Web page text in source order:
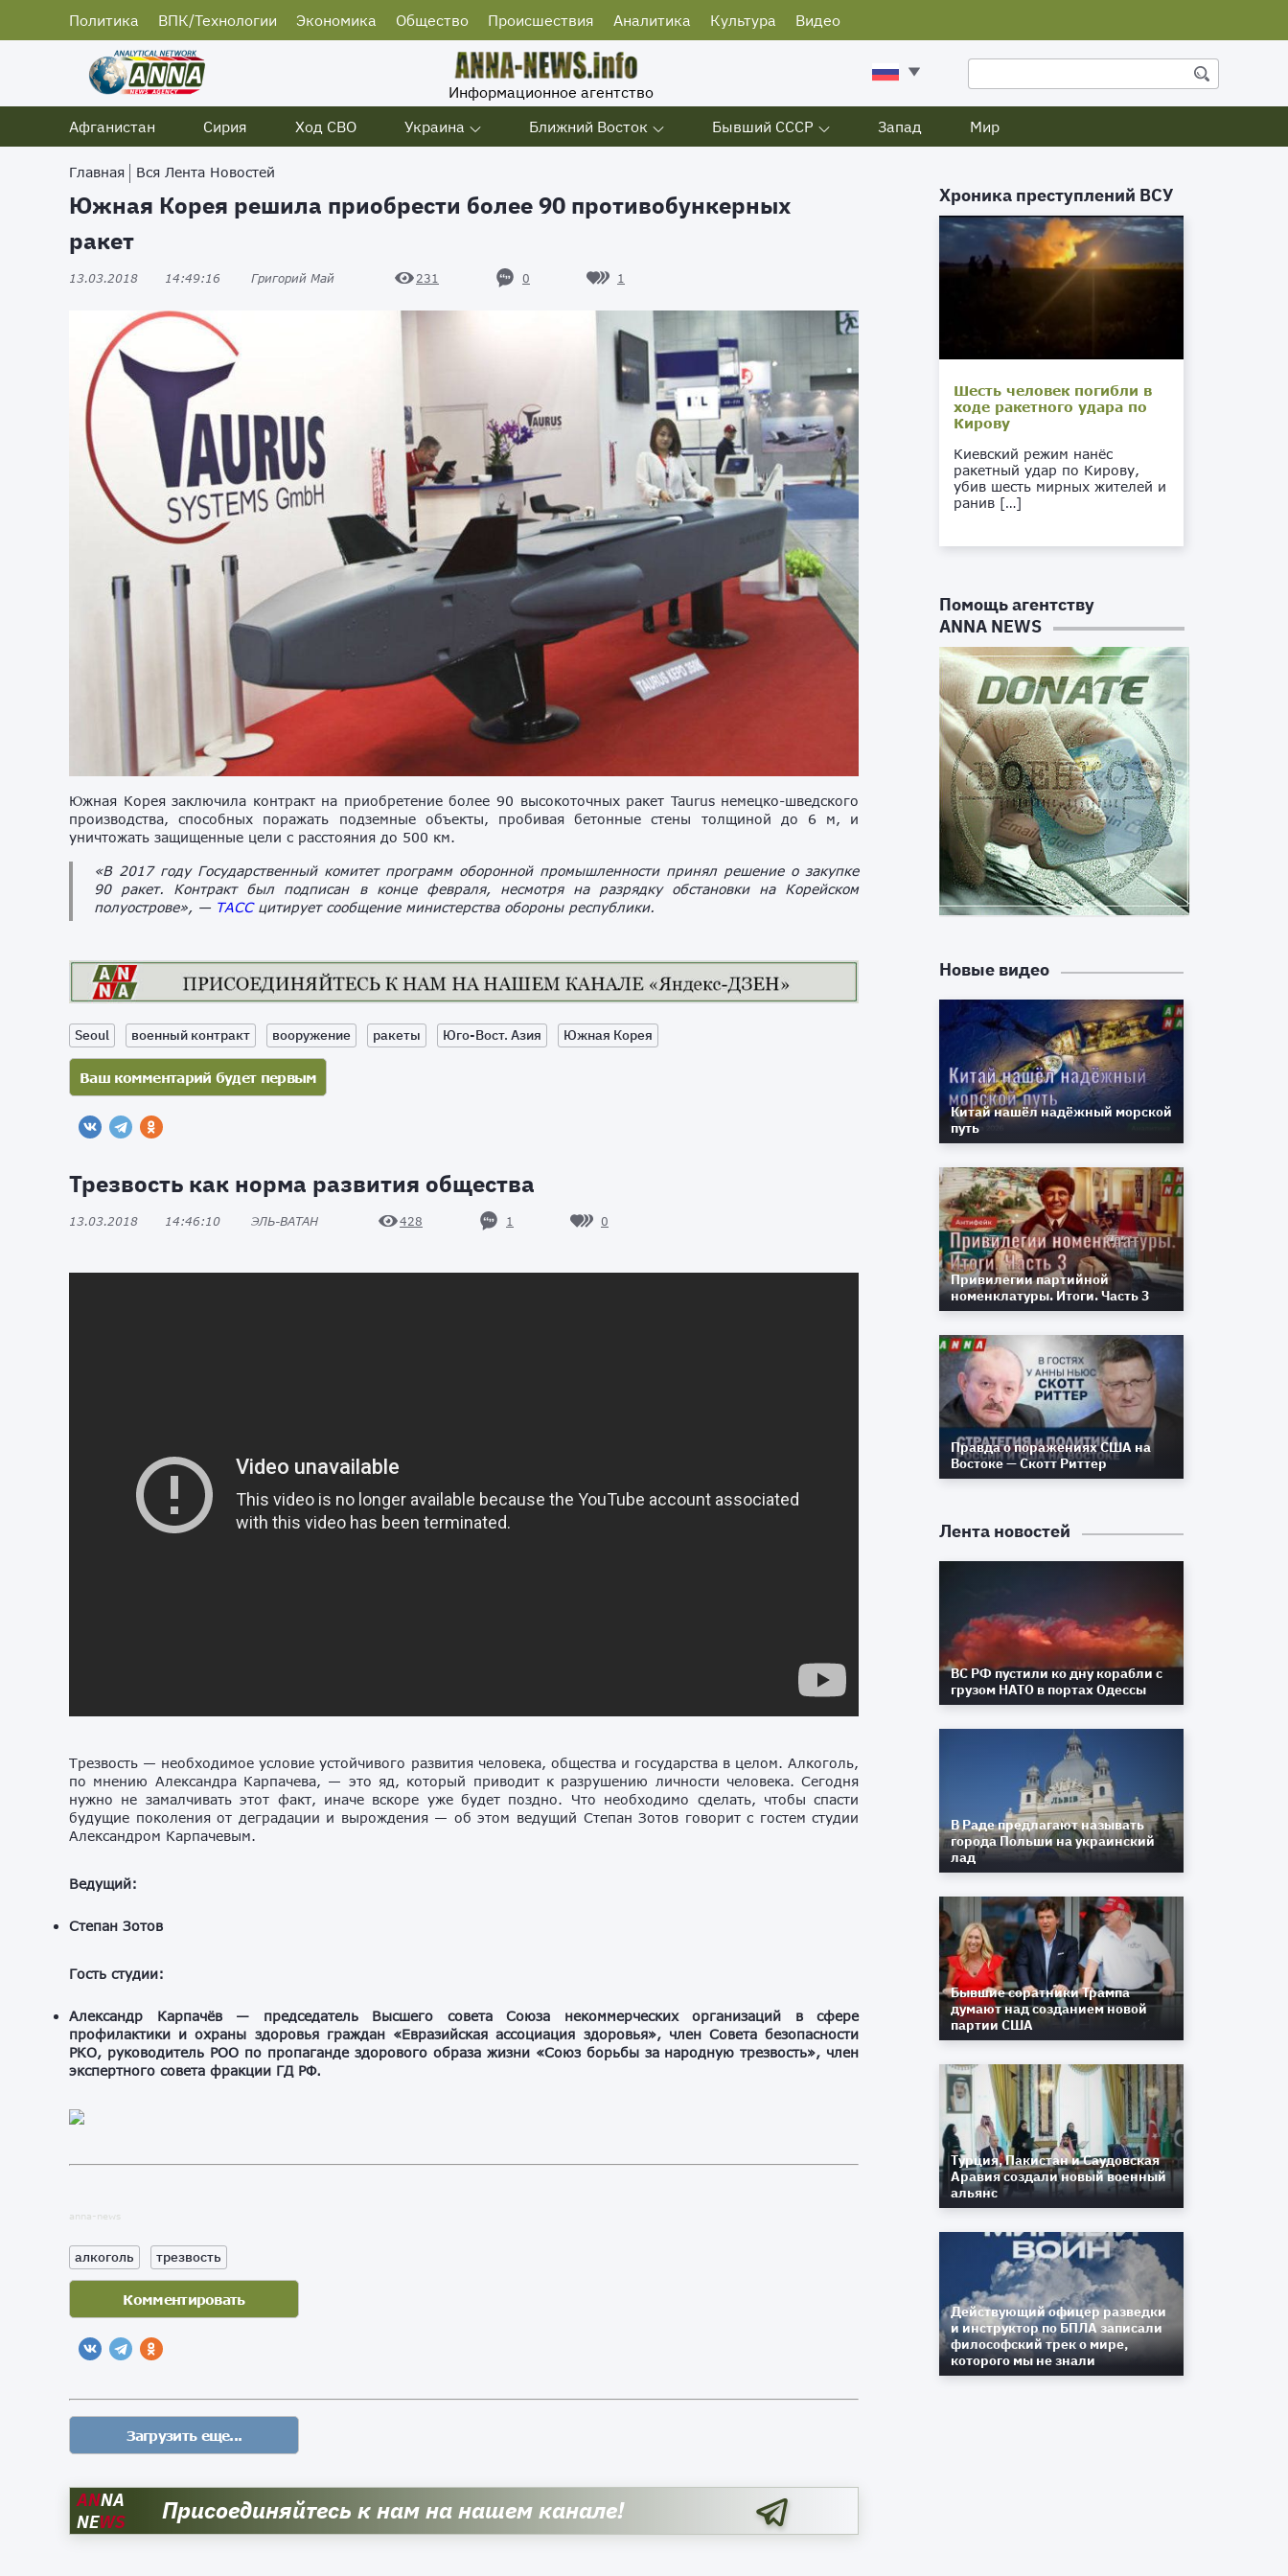
Политика ВПК/Технологии Экономика Общество Происшествия Аналитика Культура Видео
Информационное агентство
Афганистан
Сирия Ход СВО Украина Ближний Восток Бывший СССР Запад Мир
Главная Вся Лента Новостей
Южная Корея решила приобрести более 90 противобункерных
ракет
13.03.2018 14:49:16 Григорий Май 231 0 1
Южная Корея заключила контракт на приобретение более 90 высокоточных ракет Taurus немецко-шведского
производства, способных поражать подземные объекты, пробивая бетонные стены толщиной до 6 м, и
уничтожать защищенные цели с расстояния до 500 км.
«В 2017 году Государственный комитет программ оборонной промышленности принял решение о закупке
90 ракет. Контракт был подписан в конце февраля, несмотря на разрядку обстановки на Корейском
полуострове», — ТАССцитирует сообщение министерства обороны республики.
Seoul военный контракт вооружение ракеты Юго-Вост. Азия Южная Корея
Трезвость как норма развития общества
13.03.2018 14:46:10 ЭЛЬ-ВАТАН 428 1 0
Трезвость — необходимое условие устойчивого развития человека, общества и государства в целом. Алкоголь,
по мнению Александра Карпачева, — это яд, который приводит к разрушению личности человека. Сегодня
нужно не замалчивать этот факт, иначе вскоре уже будет поздно. Что необходимо сделать, чтобы спасти
будущие поколения от деградации и вырождения — об этом ведущий Степан Зотов говорит с гостем студии
Александром Карпачевым.
Ведущий:
Степан Зотов
Гость студии:
Александр Карпачёв — председатель Высшего совета Союза некоммерческих организаций в сфере
профилактики и охраны здоровья граждан «Евразийская ассоциация здоровья», член Совета безопасности
РКО, руководитель РОО по пропаганде здорового образа жизни «Союз борьбы за народную трезвость», член
экспертного совета фракции ГД РФ.
anna-news
алкоголь трезвость
ANNA
NEWS Присоединяйтесь к нам на нашем канале!
Хроника преступлений ВСУ
Шесть человек погибли в
ходе ракетного удара по
Кирову
Киевский режим нанёс
ракетный удар по Кирову,
убив шесть мирных жителей и
ранив […]
Помощь агентству
ANNA NEWS
Новые видео
Китай нашёл надёжный морской
путь
Привилегии партийной
номенклатуры. Итоги. Часть 3
Правда о поражениях США на
Востоке — Скотт Риттер
Лента новостей
ВС РФ пустили ко дну корабли с
грузом НАТО в портах Одессы
В Раде предлагают называть
города Польши на украинский
лад
Бывшие соратники Трампа
думают над созданием новой
партии США
Турция, Пакистан и Саудовская
Аравия создали новый военный
альянс
Действующий офицер разведки
и инструктор по БПЛА записали
философский трек о мире,
которого мы не знали